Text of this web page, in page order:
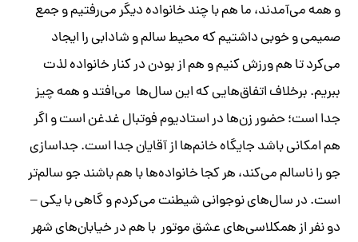
و همه می‌آمدند، ما هم با چند خانواده دیگر می‌رفتیم و جمع
صمیمی و خوبی داشتیم که محیط سالم و شادابی را ایجاد
می‌کرد تا هم ورزش کنیم و هم از بودن در کنار خانواده لذت
ببریم. برخلاف اتفاق‌هایی که این سال‌ها می‌افتد و همه چیز
جدا است؛ حضور زن‌ها در استادیوم فوتبال غدغن است و اگر
هم امکانی باشد جایگاه خانم‌ها از آقایان جدا است. جداسازی
جو را ناسالم می‌کند، هر کجا خانواده‌ها با هم باشند جو سالم‌تر
است. در سال‌های نوجوانی شیطنت می‌کردم و گاهی با یکی –
دو نفر از همکلاسی‌های عشق موتور با هم در خیابان‌های شهر